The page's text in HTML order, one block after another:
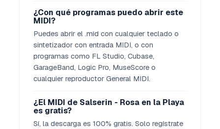
¿Con qué programas puedo abrir este
MIDI?
Puedes abrir el .mid con cualquier teclado o
sintetizador con entrada MIDI, o con
programas como FL Studio, Cubase,
GarageBand, Logic Pro, MuseScore o
cualquier reproductor General MIDI.
¿El MIDI de Salserin - Rosa en la Playa
es gratis?
Sí, la descarga es 100% gratis. Solo regístrate